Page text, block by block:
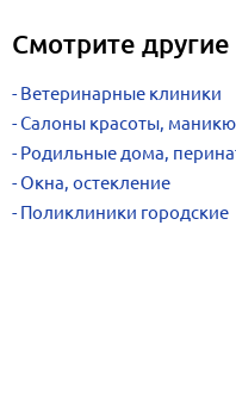
Смотрите
Ветеринарные клиники
Салоны красоты,
Родильные дома,
Окна, остекление
Поликлиники городские